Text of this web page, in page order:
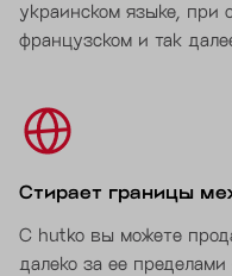
украинском языке, при
французском и так
Стирает границы
С hutko вы можете
далеко за ее